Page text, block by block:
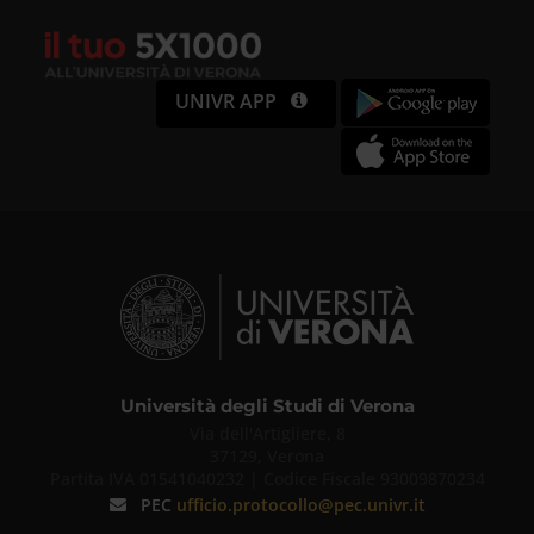
media, i quali potrebbero
combinarle con altre informazioni
che hai fornito loro o che hanno
raccolto dal tuo utilizzo dei loro
UNIVR APP
Università degli Studi di Verona
PEC ufficio.protocollo@pec.univr.it